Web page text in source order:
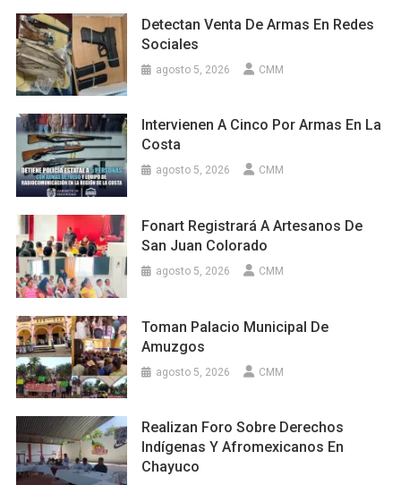
Detectan Venta De Armas En Redes
Sociales
agosto 5, 2026 CMM
Intervienen A Cinco Por Armas En La
Costa
agosto 5, 2026 CMM
Fonart Registrará A Artesanos De
San Juan Colorado
agosto 5, 2026 CMM
Toman Palacio Municipal De
Amuzgos
agosto 5, 2026 CMM
Realizan Foro Sobre Derechos
Indígenas Y Afromexicanos En
Chayuco